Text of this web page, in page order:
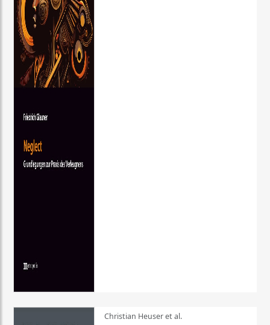
Christian Heuser et al.